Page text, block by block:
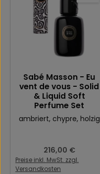
Sabé Masson - Eu
vent de vous - Solid
& Liquid Soft
Perfume Set
ambriert, chypre, holzig
Regulärer Preis:
216,00 €
Preise inkl. MwSt. zzgl.
Versandkosten